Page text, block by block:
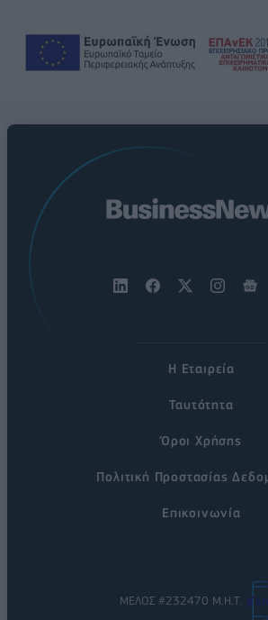
Η Εταιρεία
Ταυτότητα
Όροι Χρήσης
Πολιτική Προστασίας
Επικοινωνία
ΜΕΛΟΣ #232470 Μ.Η.Τ.